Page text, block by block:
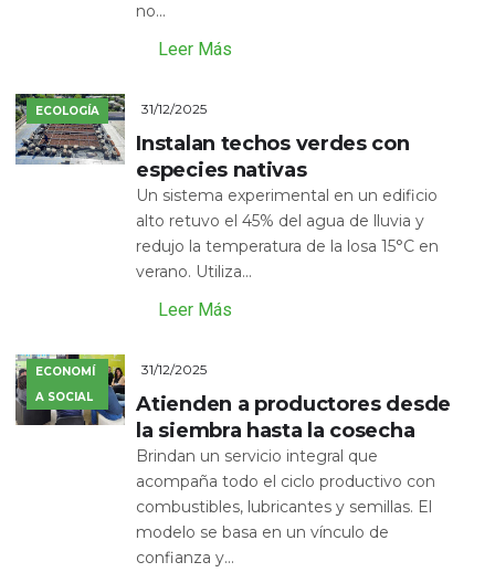
no...
Leer Más
ECOLOGÍA 31/12/2025
Instalan techos verdes con
especies nativas
Un sistema experimental en un edificio
alto retuvo el 45% del agua de lluvia y
redujo la temperatura de la losa 15°C en
verano. Utiliza...
Leer Más
ECONOMÍ
A SOCIAL
31/12/2025
Atienden a productores desde
la siembra hasta la cosecha
Brindan un servicio integral que
acompaña todo el ciclo productivo con
combustibles, lubricantes y semillas. El
modelo se basa en un vínculo de
confianza y...